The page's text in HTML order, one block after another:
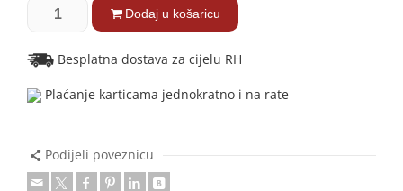
Dodaj u košaricu
Besplatna dostava za cijelu RH
Plaćanje karticama jednokratno i na rate
Podijeli poveznicu